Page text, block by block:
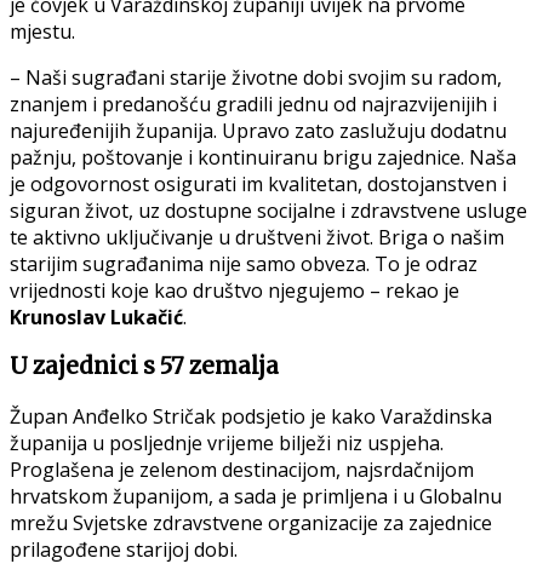
mjestu.
– Naši sugrađani starije životne dobi svojim su radom,
znanjem i predanošću gradili jednu od najrazvijenijih i
najuređenijih županija. Upravo zato zaslužuju dodatnu
pažnju, poštovanje i kontinuiranu brigu zajednice. Naša
je odgovornost osigurati im kvalitetan, dostojanstven i
siguran život, uz dostupne socijalne i zdravstvene usluge
te aktivno uključivanje u društveni život. Briga o našim
starijim sugrađanima nije samo obveza. To je odraz
vrijednosti koje kao društvo njegujemo – rekao je
Krunoslav Lukačić.
U zajednici s 57 zemalja
Župan Anđelko Stričak podsjetio je kako Varaždinska
županija u posljednje vrijeme bilježi niz uspjeha.
Proglašena je zelenom destinacijom, najsrdačnijom
hrvatskom županijom, a sada je primljena i u Globalnu
mrežu Svjetske zdravstvene organizacije za zajednice
prilagođene starijoj dobi.